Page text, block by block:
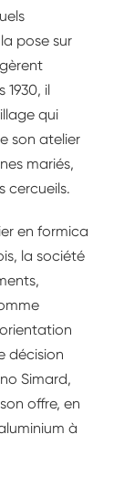
pose sur
1930, il
qui
son atelier
mariés,
cercueils.
en formica
la société
décision
Simard,
offre, en
à